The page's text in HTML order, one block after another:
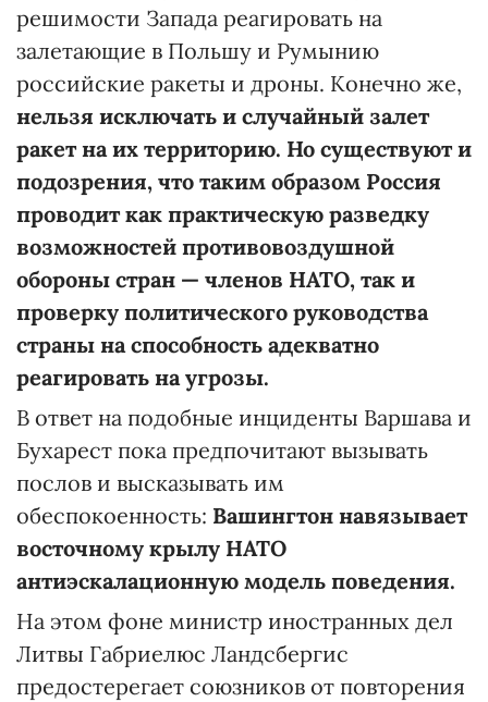
решимости Запада реагировать на
залетающие в Польшу и Румынию
российские ракеты и дроны. Конечно же,
нельзя исключать и случайный залет
ракет на их территорию. Но существуют и
подозрения, что таким образом Россия
проводит как практическую разведку
возможностей противовоздушной
обороны стран — членов НАТО, так и
проверку политического руководства
страны на способность адекватно
реагировать на угрозы.
В ответ на подобные инциденты Варшава и
Бухарест пока предпочитают вызывать
послов и высказывать им
обеспокоенность: Вашингтон навязывает
восточному крылу НАТО
антиэскалационную модель поведения.
На этом фоне министр иностранных дел
Литвы Габриелюс Ландсбергис
предостерегает союзников от повторения